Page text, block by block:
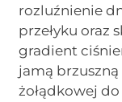
rozluźnienie
przełyku oraz
gradient
jamą
żołądkowej do